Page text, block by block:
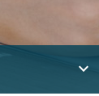
keyboard_arrow_down